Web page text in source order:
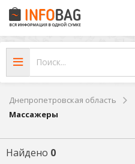
Днепропетровская область
Массажеры
Найдено 0